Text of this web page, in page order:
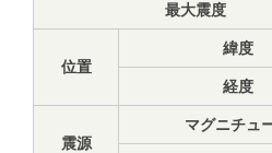
最大震度
位置
緯度
経度
震源
マグニチュ